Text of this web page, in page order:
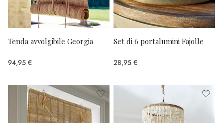
Tenda avvolgibile Georgia
94,95 €
Set di 6 portalumini Fajolle
28,95 €